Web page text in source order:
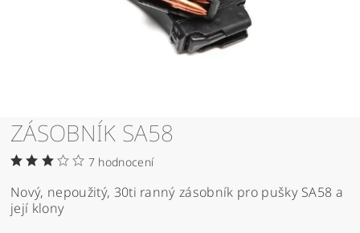
ZÁSOBNÍK SA58
7 hodnocení
Nový, nepoužitý, 30ti ranný zásobník pro pušky SA58 a
její klony